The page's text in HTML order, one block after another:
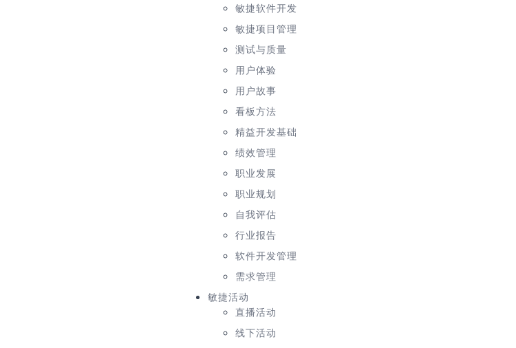
敏捷软件开发
敏捷项目管理
测试与质量
用户体验
用户故事
看板方法
精益开发基础
绩效管理
职业发展
职业规划
自我评估
行业报告
软件开发管理
需求管理
敏捷活动
直播活动
线下活动